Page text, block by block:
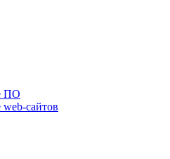
ПО
сайтов